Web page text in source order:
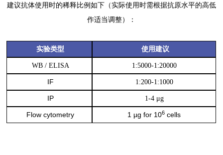
建议抗体使用时的稀释比例如下（实际使用时需根据抗原水平的高低
作适当调整）：
实验类型 使用建议
WB / ELISA 1:5000-1:20000
IF 1:200-1:1000
IP 1-4 μg
Flow cytometry 1 µg for 106 cells